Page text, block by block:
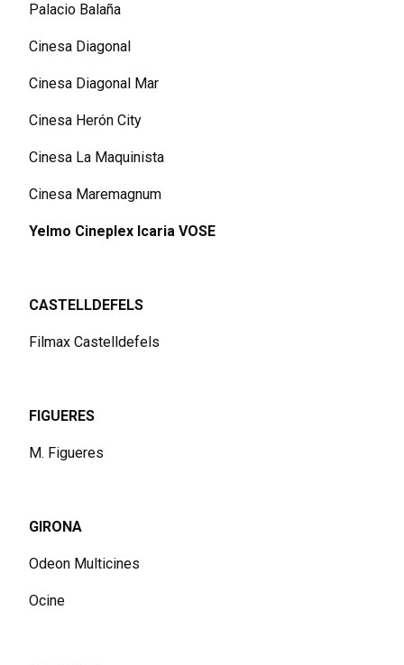
Palacio Balaña
Cinesa Diagonal
Cinesa Diagonal Mar
Cinesa Herón City
Cinesa La Maquinista
Cinesa Maremagnum
Yelmo Cineplex Icaria VOSE
CASTELLDEFELS
Filmax Castelldefels
FIGUERES
M. Figueres
GIRONA
Odeon Multicines
Ocine